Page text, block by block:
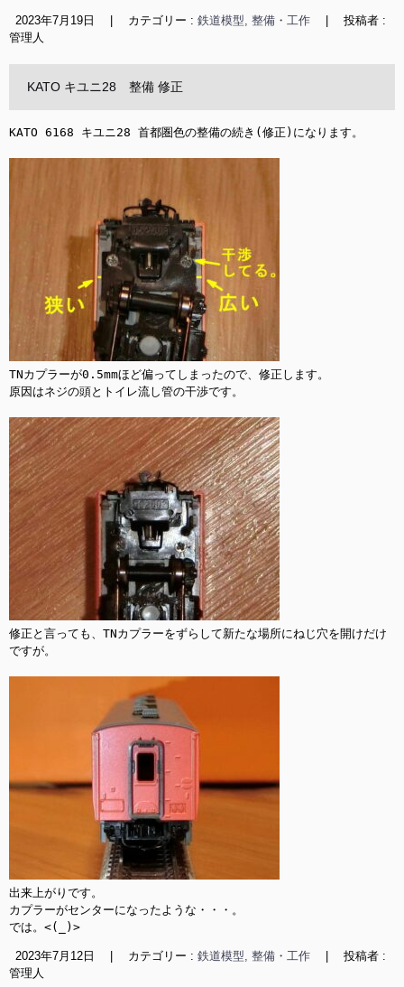
2023年7月19日 カテゴリー : 鉄道模型, 整備・工作
投稿者 :
管理人
KATO キユニ28 整備 修正
KATO 6168 キユニ28 首都圏色の整備の続き(修正)になります。
TNカプラーが0.5mmほど偏ってしまったので、修正します。
原因はネジの頭とトイレ流し管の干渉です。
修正と言っても、TNカプラーをずらして新たな場所にねじ穴を開けだけ
ですが。
出来上がりです。
カプラーがセンターになったような・・・。
では。<(_)>
2023年7月12日 カテゴリー : 鉄道模型, 整備・工作
投稿者 :
管理人